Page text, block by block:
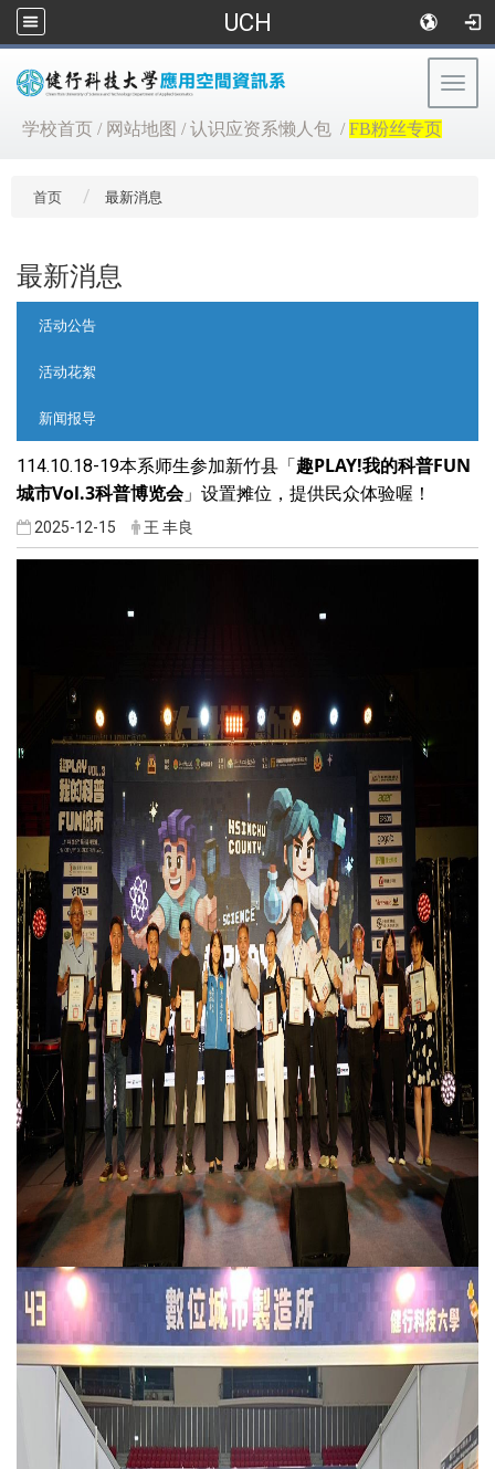
UCH
学校首页 / 网站地图 /认识应资系懒人包 /FB粉丝专页
首页 最新消息
最新消息
活动公告
活动花絮
新闻报导
114.10.18-19本系师生参加新竹县「趣PLAY!我的科普FUN
城市Vol.3科普博览会」设置摊位，提供民众体验喔！
2025-12-15 王 丰良